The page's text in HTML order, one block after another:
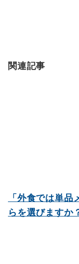
関連記事
「外食では単
らを選びますか